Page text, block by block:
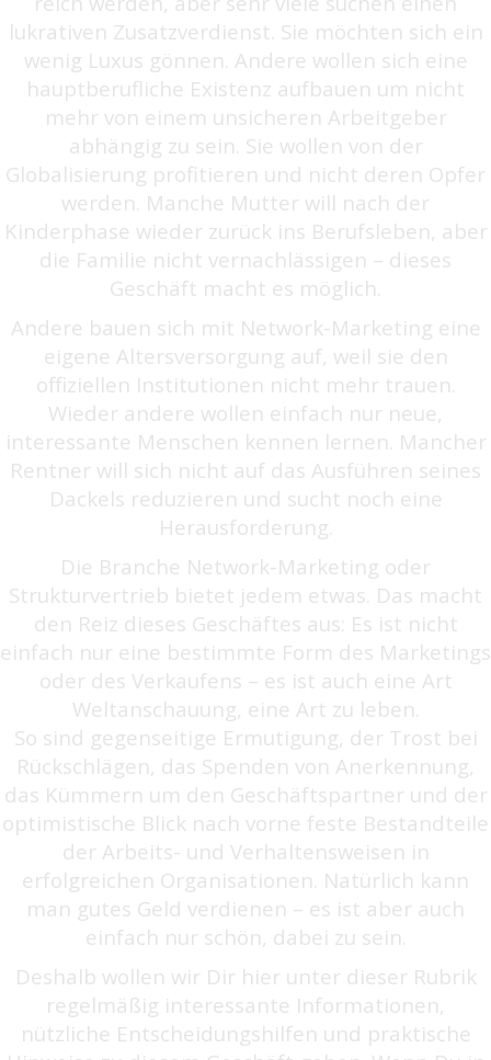
lukrativen Zusatzverdienst. Sie möchten sich ein
wenig Luxus gönnen. Andere wollen sich eine
hauptberufliche Existenz aufbauen um nicht
mehr von einem unsicheren Arbeitgeber
abhängig zu sein. Sie wollen von der
Globalisierung profitieren und nicht deren Opfer
werden. Manche Mutter will nach der
Kinderphase wieder zurück ins Berufsleben, aber
die Familie nicht vernachlässigen – dieses
Geschäft macht es möglich.
Andere bauen sich mit Network-Marketing eine
eigene Altersversorgung auf, weil sie den
offiziellen Institutionen nicht mehr trauen.
Wieder andere wollen einfach nur neue,
interessante Menschen kennen lernen. Mancher
Rentner will sich nicht auf das Ausführen seines
Dackels reduzieren und sucht noch eine
Herausforderung.
Die Branche Network-Marketing oder
Strukturvertrieb bietet jedem etwas. Das macht
den Reiz dieses Geschäftes aus: Es ist nicht
einfach nur eine bestimmte Form des Marketings
oder des Verkaufens – es ist auch eine Art
Weltanschauung, eine Art zu leben.
So sind gegenseitige Ermutigung, der Trost bei
Rückschlägen, das Spenden von Anerkennung,
das Kümmern um den Geschäftspartner und der
optimistische Blick nach vorne feste Bestandteile
der Arbeits- und Verhaltensweisen in
erfolgreichen Organisationen. Natürlich kann
man gutes Geld verdienen – es ist aber auch
einfach nur schön, dabei zu sein.
Deshalb wollen wir Dir hier unter dieser Rubrik
regelmäßig interessante Informationen,
nützliche Entscheidungshilfen und praktische